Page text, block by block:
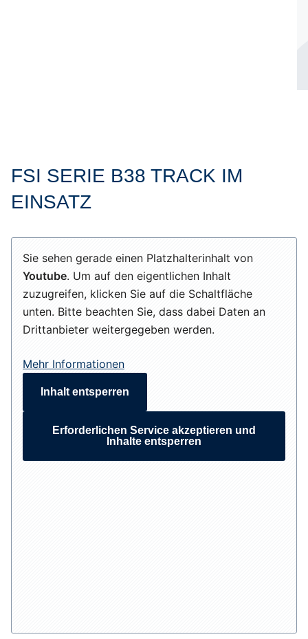
FSI SERIE B38 TRACK IM
EINSATZ
Sie sehen gerade einen Platzhalterinhalt von
Youtube. Um auf den eigentlichen Inhalt
zuzugreifen, klicken Sie auf die Schaltfläche
unten. Bitte beachten Sie, dass dabei Daten an
Drittanbieter weitergegeben werden.
Mehr Informationen
Inhalt entsperren
Erforderlichen Service akzeptieren und
Inhalte entsperren